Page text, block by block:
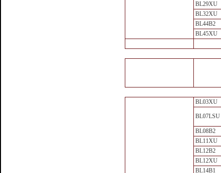
BL29XU
BL32XU
BL44B2
BL45XU
BL03XU
BL07LSU
BL08B2
BL11XU
BL12B2
BL12XU
BL14B1